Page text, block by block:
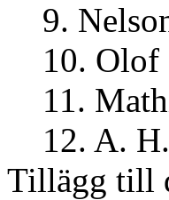
9.
10. Olof
11.
12. A.
Tillägg till